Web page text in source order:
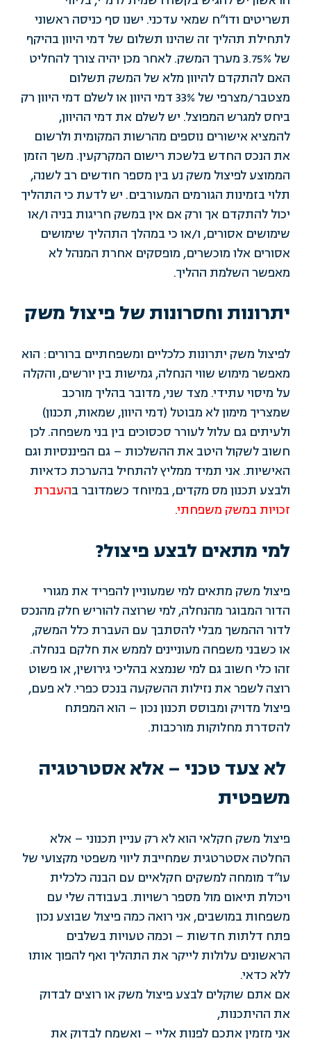
תשריטים ודו”ח שמאי עדכני. ישנו סף כניסה ראשוני
לתחילת תהליך זה שהינו תשלום של דמי היוון בהיקף
של 3.75% מערך המשק. לאחר מכן יהיה צורך להחליט
האם להתקדם להיוון מלא של המשק תשלום
מצטבר/מצרפי של 33% דמי היוון או לשלם דמי היוון רק
ביחס למגרש המפוצל. יש לשלם את דמי ההיוון,
להמציא אישורים נוספים מהרשות המקומית ולרשום
את הנכס החדש בלשכת רישום המקרקעין. משך הזמן
הממוצע לפיצול משק נע בין מספר חודשים רב לשנה,
תלוי בזמינות הגורמים המעורבים. יש לדעת כי התהליך
יכול להתקדם אך ורק אם אין במשק חריגות בניה ו/או
שימושים אסורים, ו/או כי במהלך התהליך שימושים
אסורים אלו מוכשרים, מופסקים אחרת המנהל לא
מאפשר השלמת ההליך.
יתרונות וחסרונות של פיצול משק
לפיצול משק יתרונות כלכליים ומשפחתיים ברורים: הוא
מאפשר מימוש שווי הנחלה, גמישות בין יורשים, והקלה
על מיסוי עתידי. מצד שני, מדובר בהליך מורכב
שמצריך מימון לא מבוטל (דמי היוון, שמאות, תכנון)
ולעיתים גם עלול לעורר סכסוכים בין בני משפחה. לכן
חשוב לשקול היטב את ההשלכות – גם הפיננסיות וגם
האישיות. אני תמיד ממליץ להתחיל בהערכת כדאיות
ולבצע תכנון מס מקדים, במיוחד כשמדובר בהעברת
זכויות במשק משפחתי.
למי מתאים לבצע פיצול?
פיצול משק מתאים למי שמעוניין להפריד את מגורי
הדור המבוגר מהנחלה, למי שרוצה להוריש חלק מהנכס
לדור ההמשך מבלי להסתבך עם העברת כלל המשק,
או כשבני משפחה מעוניינים לממש את חלקם בנחלה.
זהו כלי חשוב גם למי שנמצא בהליכי גירושין, או פשוט
רוצה לשפר את נזילות ההשקעה בנכס כפרי. לא פעם,
פיצול מדויק ומבוסס תכנון נכון – הוא המפתח
להסדרת מחלוקות מורכבות.
לא צעד טכני – אלא אסטרטגיה
משפטית
פיצול משק חקלאי הוא לא רק עניין תכנוני – אלא
החלטה אסטרטגית שמחייבת ליווי משפטי מקצועי של
עו”ד מומחה למשקים חקלאיים עם הבנה כלכלית
ויכולת תיאום מול מספר רשויות. בעבודה שלי עם
משפחות במושבים, אני רואה כמה פיצול שבוצע נכון
פתח דלתות חדשות – וכמה טעויות בשלבים
הראשונים עלולות לייקר את התהליך ואף להפוך אותו
ללא כדאי.
אם אתם שוקלים לבצע פיצול משק או רוצים לבדוק
את ההיתכנות,
אני מזמין אתכם לפנות אליי – ואשמח לבדוק את